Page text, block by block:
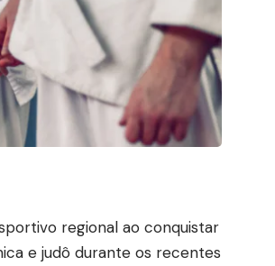
regional ao conquistar
e judô durante os recentes